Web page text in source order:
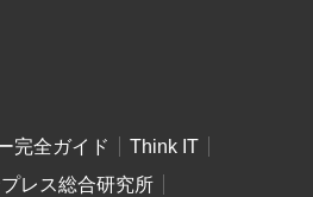
完全ガイド
Think IT
レス総合研究所